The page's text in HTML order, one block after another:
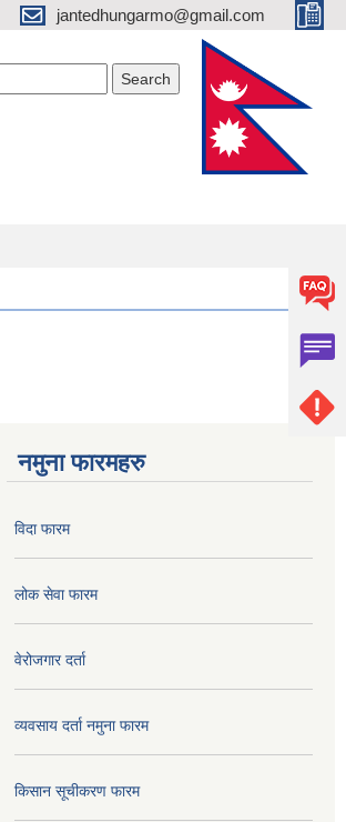
jantedhungarmo@gmail.com
नमुना फारमहरु
विदा फारम
लोक सेवा फारम
वेरोजगार दर्ता
व्यवसाय दर्ता नमुना फारम
किसान सूचीकरण फारम